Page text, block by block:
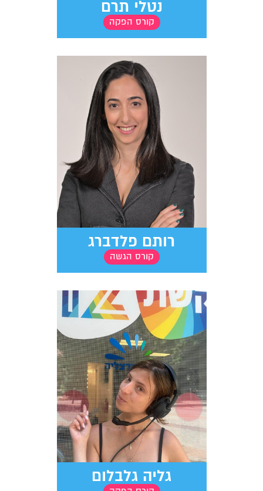
נטלי תרם
קורס הפקה
רותם פלדברג
קורס הגשה
גליה גלבלום